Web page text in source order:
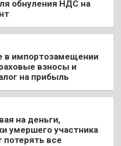
обнуления НДС на
в импортозамещении
взносы и
на прибыль
на деньги,
умершего участника
все